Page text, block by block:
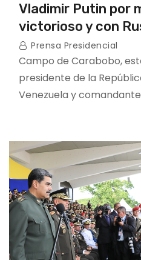
Vladimir Putin por
victorioso y con
Prensa Presidencial
Campo de Carabobo,
presidente de la
Venezuela y